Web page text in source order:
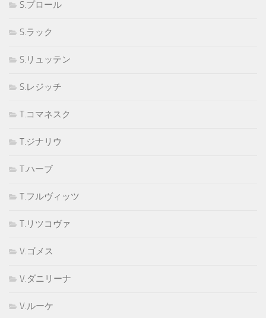
S.プロール
S.ラック
S.リュッテン
S.レジッチ
T.コマネスク
T.ジナリウ
T.ハーブ
T.フルヴィッツ
T.リツコヴァ
V.ゴメス
V.ダニリーナ
V.ルーケ